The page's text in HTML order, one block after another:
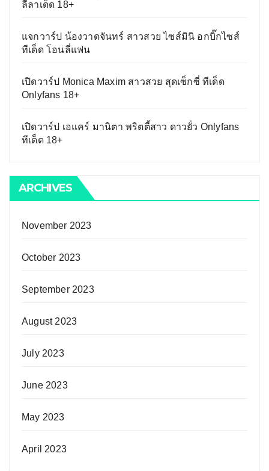
ลีลาเด็ด 18+
แจกวาร์ป น้องวาดจันทร์ สาวสวย ไซส์มินิ อกบิ๊กไซส์
ทีเด็ด โอนลี่แฟน
เปิดวาร์ป Monica Maxim สาวสวย สุดเซ็กซี่ ทีเด็ด
Onlyfans 18+
เปิดวาร์ป เอแคร์ มานิตา พริตตี้สาว ดาวยั่ว Onlyfans
ทีเด็ด 18+
ARCHIVES
November 2023
October 2023
September 2023
August 2023
July 2023
June 2023
May 2023
April 2023